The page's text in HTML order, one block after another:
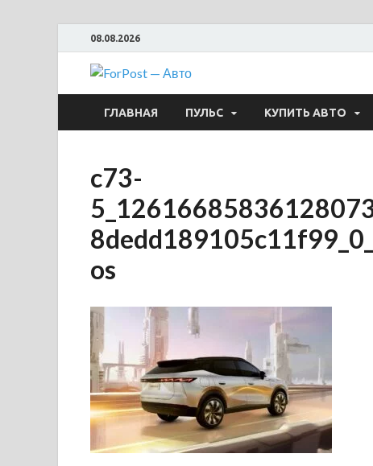
08.08.2026
ForPost —
ГЛАВНАЯ ПУЛЬС КУПИТЬ АВТО
c73-
os